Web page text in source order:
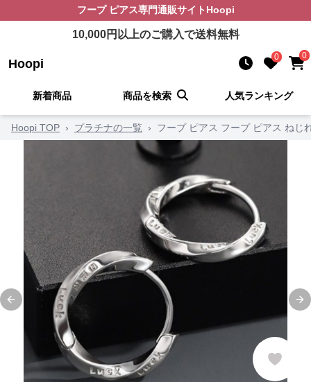
フープ ピアス専門通販サイト Hoopi
10,000円以上のご購入で送料無料
Hoopi 0 0
新着商品 商品を検索 人気ランキング
Hoopi TOP › プラチナの一覧 › フープ ピアス フープ ピアス ねじ
Previous slide